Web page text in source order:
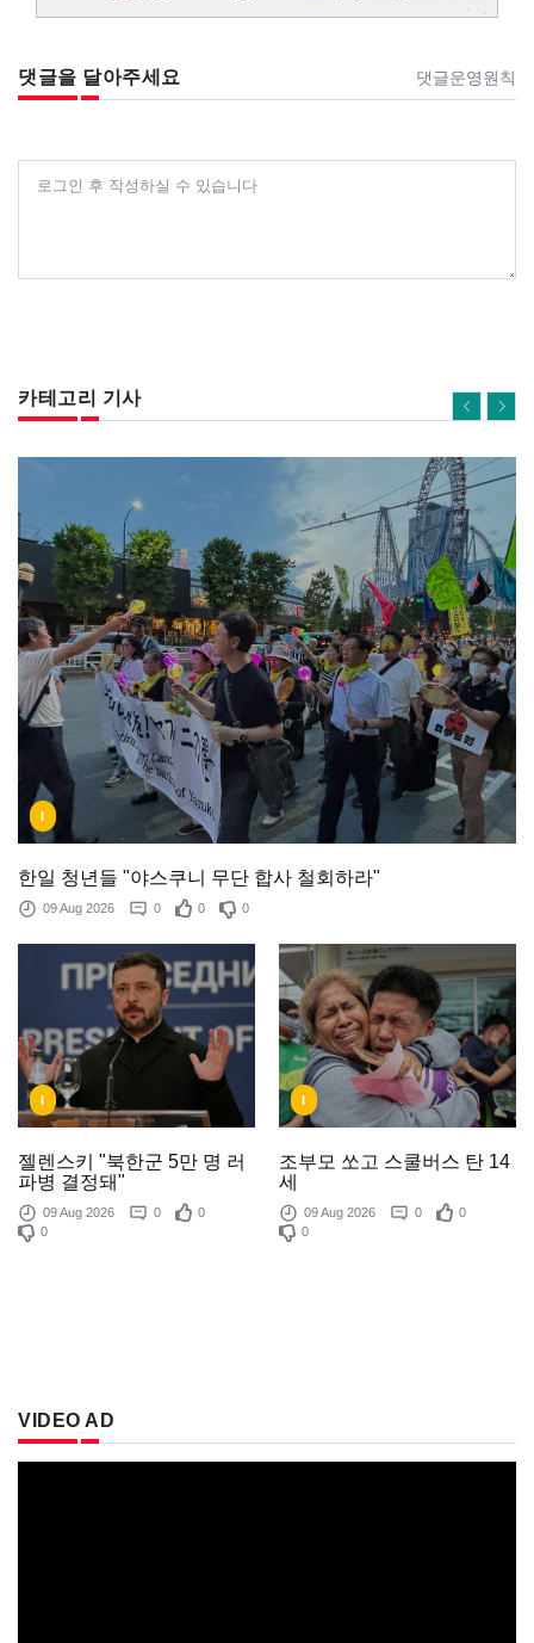
댓글을 달아주세요 댓글운영원칙
로그인 후 작성하실 수 있습니다
카테고리 기사
I
한일 청년들 "야스쿠니 무단 합사 철회하라"
09 Aug 2026 0 0 0
젤렌스키 "북한군 5만 명 러
파병 결정돼"
09 Aug 2026 0
0
0
조부모 쏘고 스쿨버스 탄 14
세
09 Aug 2026 0
0
0
VIDEO AD